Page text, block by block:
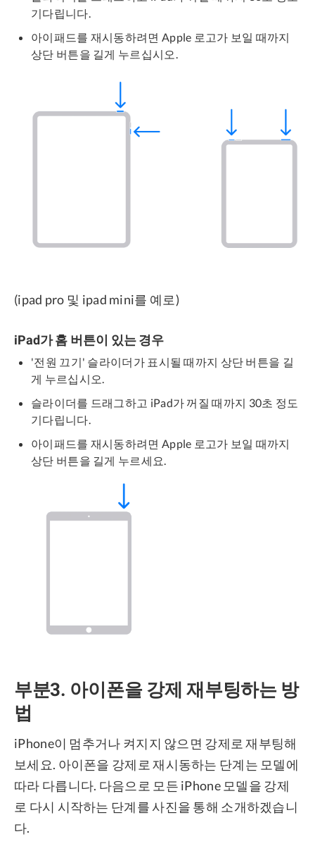
기다립니다.
아이패드를 재시동하려면 Apple 로고가 보일 때까지
상단 버튼을 길게 누르십시오.
(ipad pro 및 ipad mini를 예로)
iPad가 홈 버튼이 있는 경우
'전원 끄기' 슬라이더가 표시될 때까지 상단 버튼을 길
게 누르십시오.
슬라이더를 드래그하고 iPad가 꺼질 때까지 30초 정도
기다립니다.
아이패드를 재시동하려면 Apple 로고가 보일 때까지
상단 버튼을 길게 누르세요.
부분3. 아이폰을 강제 재부팅하는 방
법
iPhone이 멈추거나 켜지지 않으면 강제로 재부팅해
보세요. 아이폰을 강제로 재시동하는 단계는 모델에
따라 다릅니다. 다음으로 모든 iPhone 모델을 강제
로 다시 시작하는 단계를 사진을 통해 소개하겠습니
다.